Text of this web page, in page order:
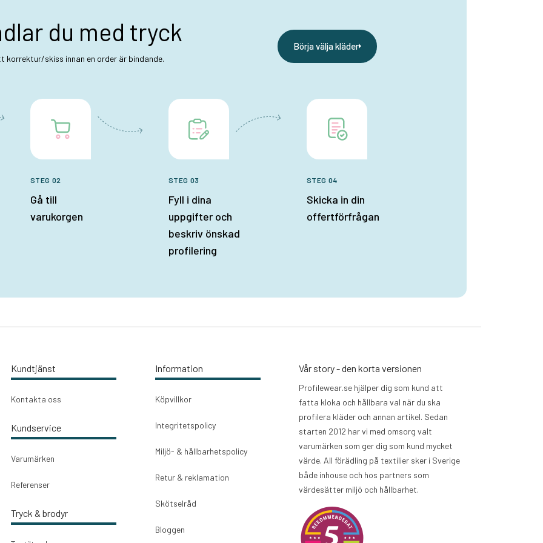
du med tryck
korrektur/skiss innan en order är bindande.
Börja välja kläder
STEG 02
Gå till
varukorgen
STEG 03
Fyll i dina
uppgifter och
beskriv önskad
profilering
STEG 04
Skicka in din
offertförfrågan
Kundtjänst
Kontakta oss
Kundservice
Varumärken
Referenser
Tryck & brodyr
Information
Köpvillkor
Integritetspolicy
Miljö- & hållbarhetspolicy
Retur & reklamation
Skötselråd
Bloggen
Vår story - den korta versionen
Profilewear.se hjälper dig som kund att
fatta kloka och hållbara val när du ska
profilera kläder och annan artikel. Sedan
starten 2012 har vi med omsorg valt
varumärken som ger dig som kund mycket
värde. All förädling på textilier sker i Sverige
både inhouse och hos partners som
värdesätter miljö och hållbarhet.